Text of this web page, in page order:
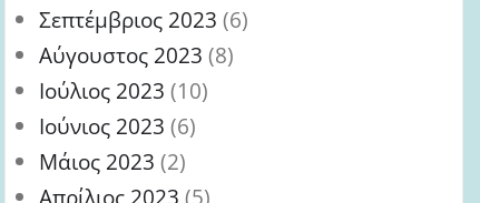
Σεπτέμβριος 2023 (6)
Αύγουστος 2023 (8)
Ιούλιος 2023 (10)
Ιούνιος 2023 (6)
Μάιος 2023 (2)
Απρίλιος 2023 (5)